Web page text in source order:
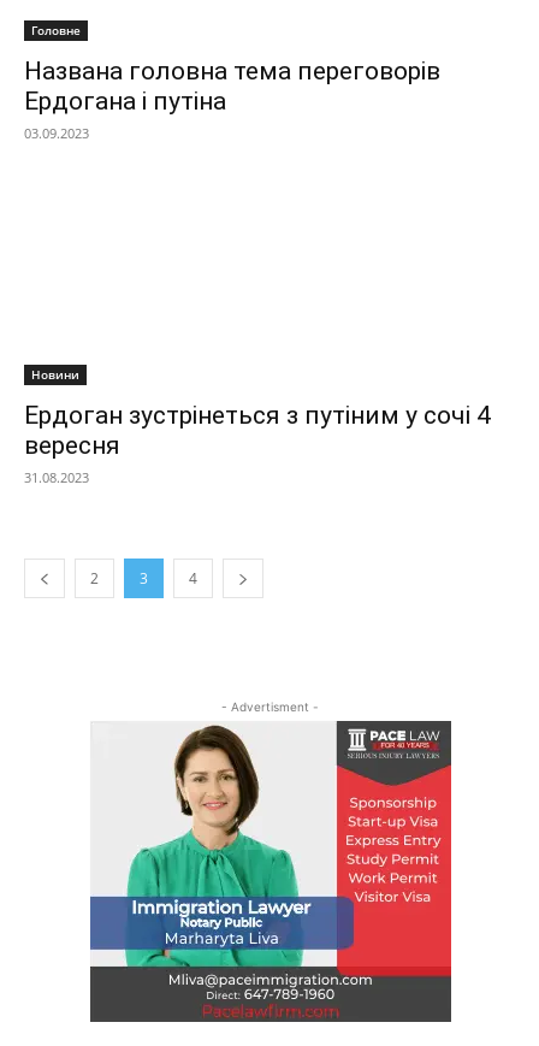
Головне
Названа головна тема переговорів
Ердогана і путіна
03.09.2023
Новини
Ердоган зустрінеться з путіним у сочі 4
вересня
31.08.2023
2 3 4
- Advertisment -